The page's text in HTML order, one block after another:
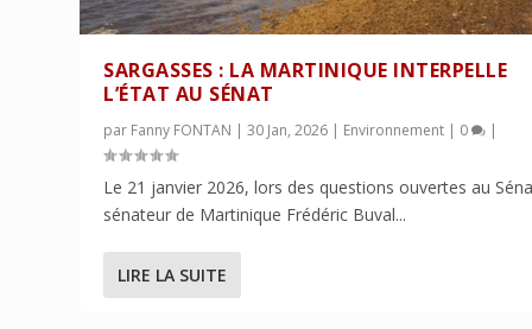
SARGASSES : LA MARTINIQUE INTERPELLE
L’ÉTAT AU SÉNAT
par Fanny FONTAN |30 Jan, 2026 | Environnement | 0 |
Le 21 janvier 2026, lors des questions ouvertes au
sénateur de Martinique Frédéric Buval...
LIRE LA SUITE